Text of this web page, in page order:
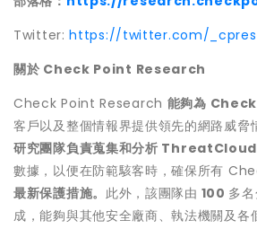
Twitter:https://twitter.com/
關於 Check Point Research
Check Point Research 能夠為
客戶以及整個情報界提供領先的網路威
研究團隊負責蒐集和分析 ThreatCloud
數據，以便在防範駭客時，確保所有
最新保護措施。 此外，該團隊由 100 多
成，能夠與其他安全廠商、執法機關及各